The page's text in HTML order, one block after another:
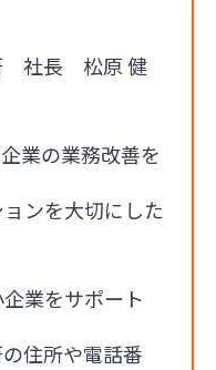
社長 松原 健
業の業務改善を
ンを大切にした
業をサポート
住所や電話番